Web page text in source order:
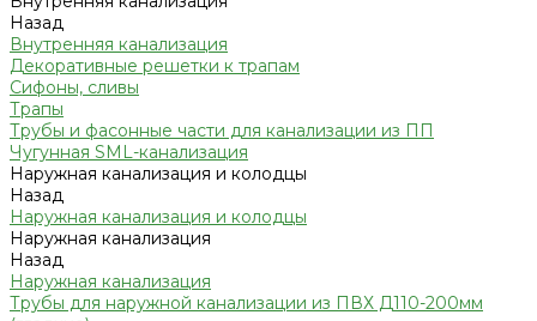
Назад
Внутренняя канализация
Декоративные решетки к трапам
Сифоны, сливы
Трапы
Трубы и фасонные части для канализации из ПП
Чугунная SML-канализация
Наружная канализация и колодцы
Назад
Наружная канализация и колодцы
Наружная канализация
Назад
Наружная канализация
Трубы для наружной канализации из ПВХ Д110-200мм